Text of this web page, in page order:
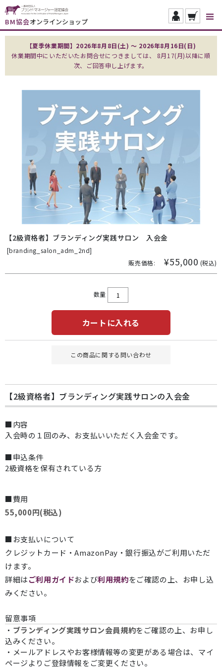
BM協会オンラインショップ
【夏季休業期間】2026年8月8日(土) ～ 2026年8月16日(日)
休業期間中にいただいたお問合せにつきましては、 8月17(月)以降に順
次、ご回答申し上げます。
【2級資格者】ブランディング実践サロン 入会金
[branding_salon_adm_2nd]
販売価格:
¥55,000 (税込)
数量
カートに入れる
この商品に関する問い合わせ
【2級資格者】ブランディング実践サロンの入会金
■内容
入会時の１回のみ、お支払いいただく入会金です。
■申込条件
2級資格を保有されている方
■費用
55,000円(税込)
■お支払いについて
クレジットカード・AmazonPay・銀行振込がご利用いただ
けます。
詳細はご利用ガイドおよび利用規約をご確認の上、お申し込
みください。
留意事項
・ ブランディング実践サロン会員規約をご確認の上、お申し
込みください。
・メールアドレスやお客様情報等の変更がある場合は、マイ
ページよりご登録情報をご変更ください。